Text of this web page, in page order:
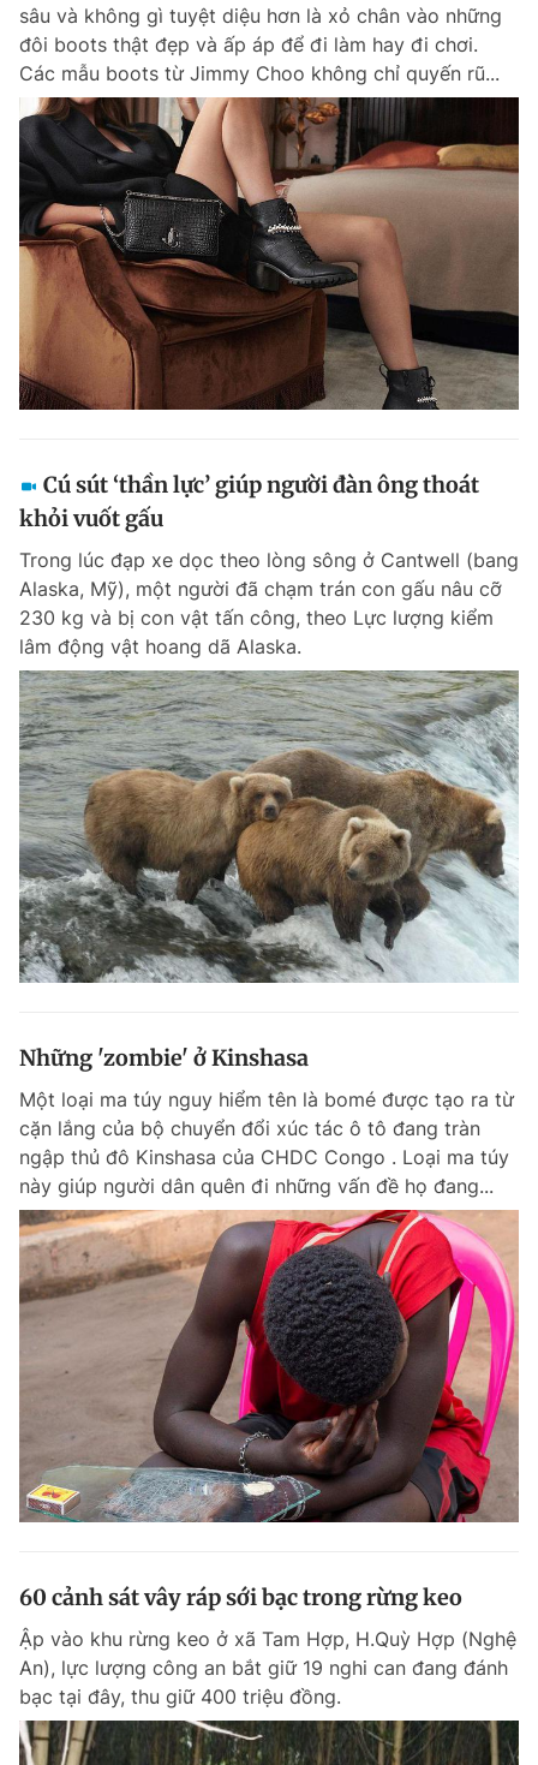
sâu và không gì tuyệt diệu hơn là xỏ chân vào những
đôi boots thật đẹp và ấp áp để đi làm hay đi chơi.
Các mẫu boots từ Jimmy Choo không chỉ quyến rũ...
Cú sút ‘thần lực’ giúp người đàn ông thoát
khỏi vuốt gấu
Trong lúc đạp xe dọc theo lòng sông ở Cantwell (bang
Alaska, Mỹ), một người đã chạm trán con gấu nâu cỡ
230 kg và bị con vật tấn công, theo Lực lượng kiểm
lâm động vật hoang dã Alaska.
Những 'zombie' ở Kinshasa
Một loại ma túy nguy hiểm tên là bomé được tạo ra từ
cặn lắng của bộ chuyển đổi xúc tác ô tô đang tràn
ngập thủ đô Kinshasa của CHDC Congo . Loại ma túy
này giúp người dân quên đi những vấn đề họ đang...
60 cảnh sát vây ráp sới bạc trong rừng keo
Ập vào khu rừng keo ở xã Tam Hợp, H.Quỳ Hợp (Nghệ
An), lực lượng công an bắt giữ 19 nghi can đang đánh
bạc tại đây, thu giữ 400 triệu đồng.